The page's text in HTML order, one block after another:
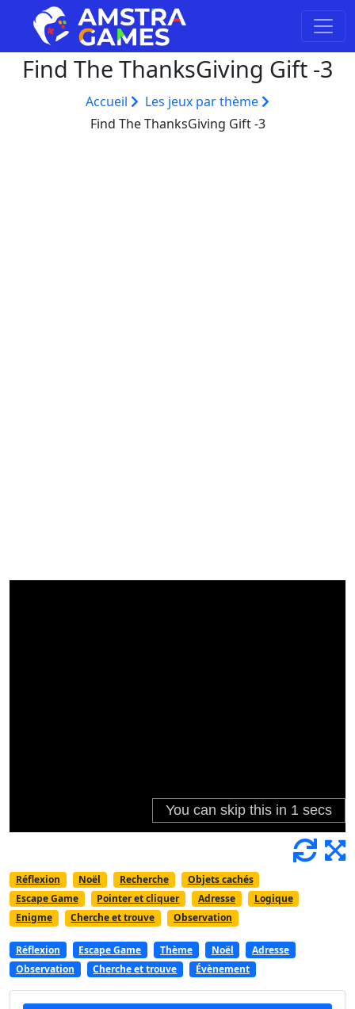
Find The ThanksGiving Gift -3
Accueil
Les jeux par thème
Find The ThanksGiving Gift -3
Réflexion Noël Recherche
Objets cachés
Escape Game
Pointer et cliquer Adresse
Logique
Enigme
Cherche et trouve Observation
Réflexion Escape Game Thème Noël
Adresse
Observation
Cherche et trouve Évènement